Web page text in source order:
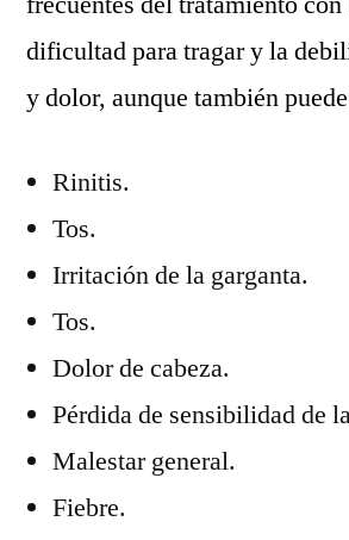
dificultad para tragar y la
y dolor, aunque también
Rinitis.
Tos.
Irritación de la garganta.
Tos.
Dolor de cabeza.
Pérdida de sensibilidad de
Malestar general.
Fiebre.